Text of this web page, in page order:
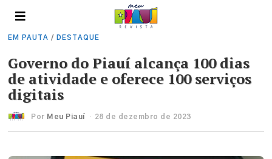
EM PAUTA / DESTAQUE
Governo do Piauí alcança 100 dias
de atividade e oferece 100 serviços
digitais
Por Meu Piauí 28 de dezembro de 2023